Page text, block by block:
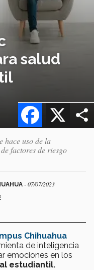
salud
X
Facebook
hace uso de la
factores de riesgo
- 07/07/2023
Chihuahua
de inteligencia
emociones en los
estudiantil.